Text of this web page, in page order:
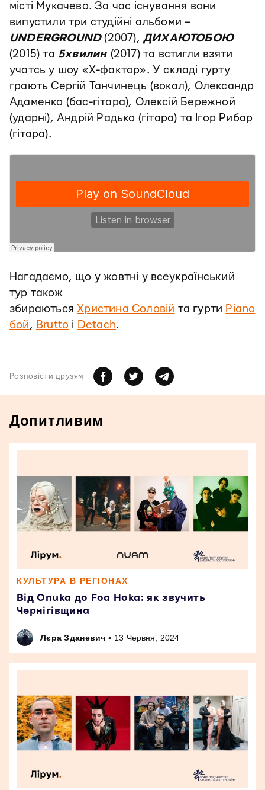
місті Мукачево. За час існування вони
випустили три студійні альбоми –
UNDERGROUND (2007),ДИХАЮТОБОЮ
(2015) та 5хвилин (2017) та встигли взяти
учатсь у шоу «X-фактор». У складі гурту
грають Сергій Танчинець (вокал), Олександр
Адаменко (бас-гітара), Олексій Бережной
(ударні), Андрій Радько (гітара) та Ігор Рибар
(гітара).
Нагадаємо, що у жовтні у всеукраїнський
тур також
збираютьсяХристина Соловій та гурти Piano
бой, Brutto і Detach.
Розповiсти друзям
Допитливим
КУЛЬТУРА В РЕГІОНАХ
Від Onuka до Foa Hoka: як звучить
Чернігівщина
Лєра Зданевич • 13 Червня, 2024